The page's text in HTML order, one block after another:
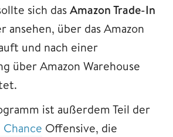
sich dasAmazon Trade-In
ansehen, über das Amazon
und nach einer
über Amazon Warehouse
ist außerdem Teil der
Offensive, die